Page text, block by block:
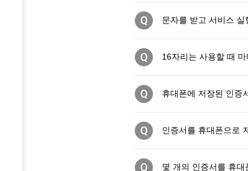
질문
질문
문자를 받고 서비스
16자리는 사용할 때
휴대폰에 저장된 인증
인증서를 휴대폰으로
몇 개의 인증서를 휴